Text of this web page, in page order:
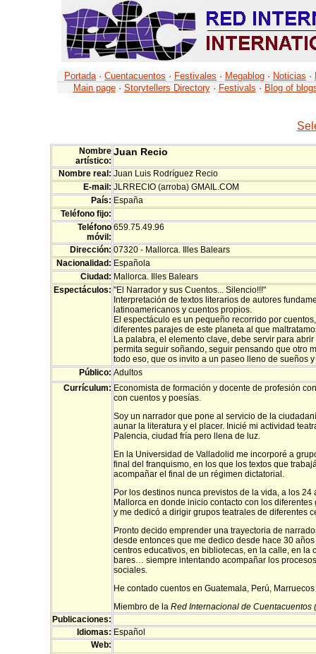
Portada · Cuentacuentos · Festivales · Megablog · Noticias ·
Main page · Storytellers Directory · Festivals · Blog of
Nombre
artístico:
Juan Recio
Nombre real: Juan Luis Rodríguez Recio
E-mail: JLRRECIO (arroba) GMAIL.COM
País: España
Teléfono fijo:
Teléfono
móvil:
659.75.49.96
Dirección: 07320 - Mallorca. Illes Balears
Nacionalidad: Española
Ciudad: Mallorca. Illes Balears
Espectáculos: "El Narrador y sus Cuentos... Silencio!!!"
Interpretación de textos literarios de autores
latinoamericanos y cuentos propios.
El espectáculo es un pequeño recorrido por
diferentes parajes de este planeta al que
La palabra, el elemento clave, debe servir para
permita seguir soñando, seguir pensando que otro
todo eso, que os invito a un paseo lleno de sueños
Público: Adultos
Currículum: Economista de formación y docente de profesión
con cuentos y poesías.
Soy un narrador que pone al servicio de la
aunar la literatura y el placer. Inicié mi actividad
Palencia, ciudad fría pero llena de luz.
En la Universidad de Valladolid me incorporé a
final del franquismo, en los que los textos que
acompañar el final de un régimen dictatorial.
Por los destinos nunca previstos de la vida, a los 24
Mallorca en donde inicio contacto con los
y me dedicó a dirigir grupos teatrales de diferentes
Pronto decido emprender una trayectoria de
desde entonces que me dedico desde hace 30
centros educativos, en bibliotecas, en la calle, en la
bares… siempre intentando acompañar los
sociales.
He contado cuentos en Guatemala, Perú,
Miembro de la Red Internacional de Cuentacuentos
Publicaciones:
Idiomas: Español
Web: